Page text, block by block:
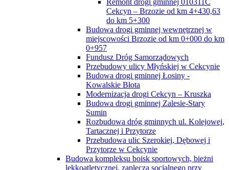
Remont drogi gminnej 010311C
Cekcyn – Brzozie od km 4+430,63
do km 5+300
Budowa drogi gminnej wewnętrznej w
miejscowości Brzozie od km 0+000 do km
0+957
Fundusz Dróg Samorządowych
Przebudowy ulicy Młyńskiej w Cekcynie
Budowa drogi gminnej Łosiny -
Kowalskie Błota
Modernizacja drogi Cekcyn – Kruszka
Budowa drogi gminnej Zalesie-Stary
Sumin
Rozbudowa dróg gminnych ul. Kolejowej,
Tartacznej i Przytorze
Przebudowa ulic Szerokiej, Dębowej i
Przytorze w Cekcynie
Budowa kompleksu boisk sportowych, bieżni
lekkoatletycznej, zaplecza socjalnego przy